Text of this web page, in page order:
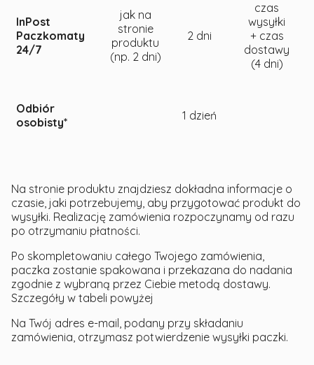
InPost
Paczkomaty
24/7
jak na
stronie
produktu
(np. 2 dni)
2 dni
czas
wysyłki
+ czas
dostawy
(4 dni)
Odbiór
osobisty*
1 dzień
Na stronie produktu znajdziesz dokładna informacje o
czasie, jaki potrzebujemy, aby przygotować produkt do
wysyłki. Realizację zamówienia rozpoczynamy od razu
po otrzymaniu płatności.
Po skompletowaniu całego Twojego zamówienia,
paczka zostanie spakowana i przekazana do nadania
zgodnie z wybraną przez Ciebie metodą dostawy.
Szczegóły w tabeli powyżej
Na Twój adres e-mail, podany przy składaniu
zamówienia, otrzymasz potwierdzenie wysyłki paczki.